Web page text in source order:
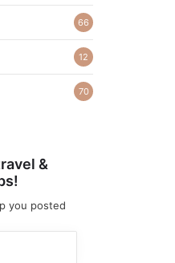
66
12
70
&
you posted